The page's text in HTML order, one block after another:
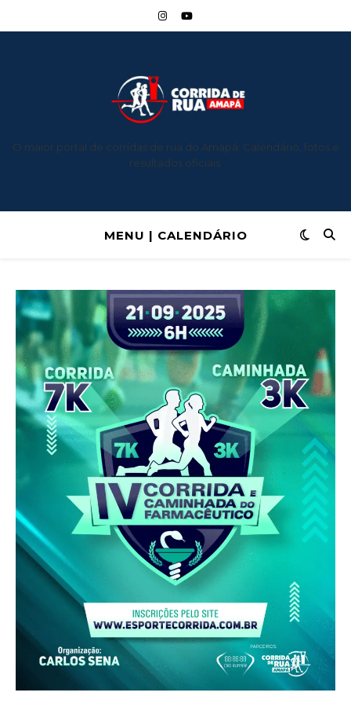
O maior portal de corridas de rua do Amapá: Calendário, fotos e
resultados oficiais.
MENU | CALENDÁRIO